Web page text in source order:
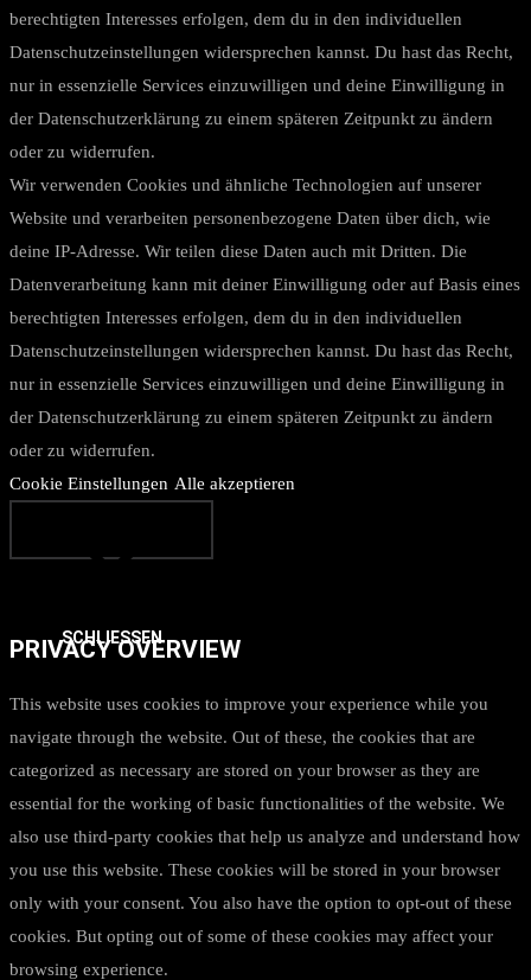
berechtigten Interesses erfolgen, dem du in den individuellen
Datenschutzeinstellungen widersprechen kannst. Du hast das Recht,
nur in essenzielle Services einzuwilligen und deine Einwilligung in
der Datenschutzerklärung zu einem späteren Zeitpunkt zu ändern
oder zu widerrufen.
Wir verwenden Cookies und ähnliche Technologien auf unserer
Website und verarbeiten personenbezogene Daten über dich, wie
deine IP-Adresse. Wir teilen diese Daten auch mit Dritten. Die
Datenverarbeitung kann mit deiner Einwilligung oder auf Basis eines
berechtigten Interesses erfolgen, dem du in den individuellen
Datenschutzeinstellungen widersprechen kannst. Du hast das Recht,
nur in essenzielle Services einzuwilligen und deine Einwilligung in
der Datenschutzerklärung zu einem späteren Zeitpunkt zu ändern
oder zu widerrufen.
Cookie Einstellungen Alle akzeptieren
SCHLIESSEN
PRIVACY OVERVIEW
This website uses cookies to improve your experience while you
navigate through the website. Out of these, the cookies that are
categorized as necessary are stored on your browser as they are
essential for the working of basic functionalities of the website. We
also use third-party cookies that help us analyze and understand how
you use this website. These cookies will be stored in your browser
only with your consent. You also have the option to opt-out of these
cookies. But opting out of some of these cookies may affect your
browsing experience.